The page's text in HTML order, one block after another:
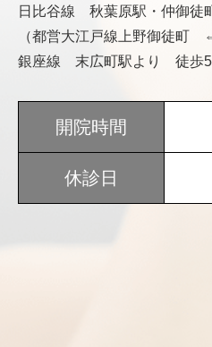
日比谷線 秋葉原駅・仲御徒
（都営大江戸線上野御徒町
銀座線 末広町駅より 徒歩
開院時間
休診日